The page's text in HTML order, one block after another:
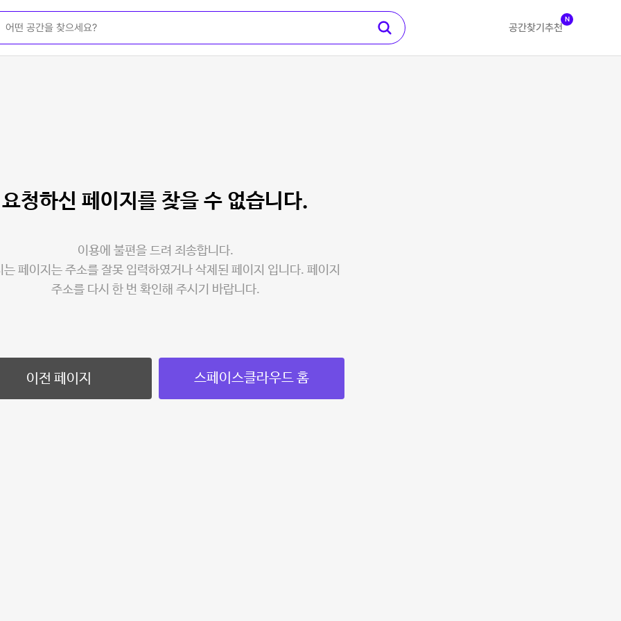
공간찾기 추천
N
요청하신 페이지를 찾을 수 없습니다.
이용에 불편을 드려 죄송합니다.
는 페이지는 주소를 잘못 입력하였거나 삭제된 페이지 입니다. 페이지
주소를 다시 한 번 확인해 주시기 바랍니다.
이전 페이지 스페이스클라우드 홈